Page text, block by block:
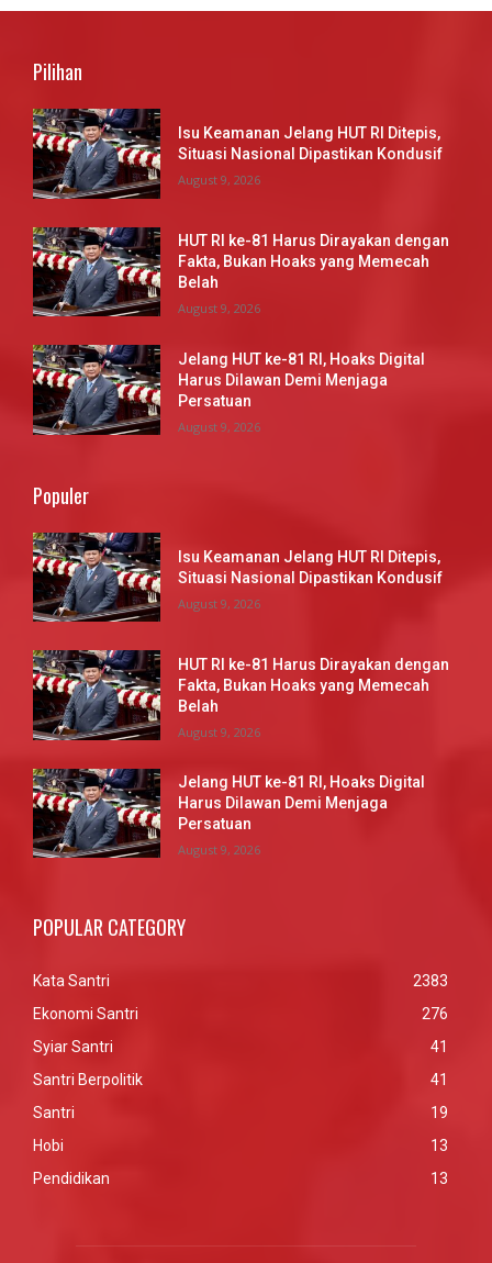
Pilihan
Isu Keamanan Jelang HUT RI Ditepis,
Situasi Nasional Dipastikan Kondusif
August 9, 2026
HUT RI ke-81 Harus Dirayakan dengan
Fakta, Bukan Hoaks yang Memecah
Belah
August 9, 2026
Jelang HUT ke-81 RI, Hoaks Digital
Harus Dilawan Demi Menjaga
Persatuan
August 9, 2026
Populer
Isu Keamanan Jelang HUT RI Ditepis,
Situasi Nasional Dipastikan Kondusif
August 9, 2026
HUT RI ke-81 Harus Dirayakan dengan
Fakta, Bukan Hoaks yang Memecah
Belah
August 9, 2026
Jelang HUT ke-81 RI, Hoaks Digital
Harus Dilawan Demi Menjaga
Persatuan
August 9, 2026
POPULAR CATEGORY
Kata Santri
2383
Ekonomi Santri
276
Syiar Santri
41
Santri Berpolitik
41
Santri
19
Hobi
13
Pendidikan
13